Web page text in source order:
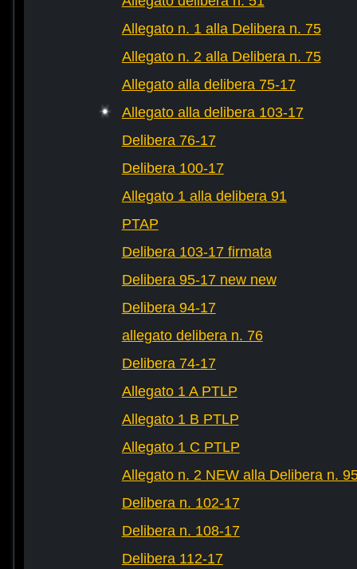
Allegato n. 1 alla Delibera n. 75
Allegato n. 2 alla Delibera n. 75
Allegato alla delibera 75-17
Allegato alla delibera 103-17
Delibera 76-17
Delibera 100-17
Allegato 1 alla delibera 91
PTAP
Delibera 103-17 firmata
Delibera 95-17 new new
Delibera 94-17
allegato delibera n. 76
Delibera 74-17
Allegato 1 A PTLP
Allegato 1 B PTLP
Allegato 1 C PTLP
Allegato n. 2 NEW alla Delibera n.
Delibera n. 102-17
Delibera n. 108-17
Delibera 112-17